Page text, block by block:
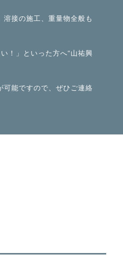
接の施工、重量物全般も
！」といった方へ“山祐興
可能ですので、ぜひご連絡